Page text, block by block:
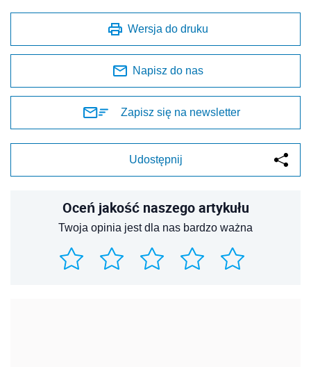
Wersja do druku
Napisz do nas
Zapisz się na newsletter
Udostępnij
Oceń jakość naszego artykułu
Twoja opinia jest dla nas bardzo ważna